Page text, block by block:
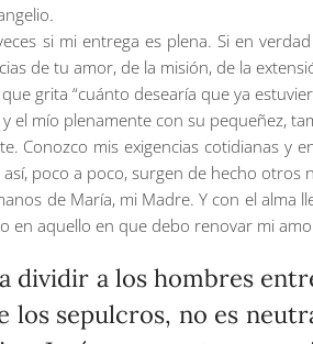
.
si mi entrega es plena. Si en
de tu amor, de la misión, de la
grita “cuánto desearía que ya
el mío plenamente con su pequeñez,
Conozco mis exigencias cotidianas
poco a poco, surgen de hecho otros
de María, mi Madre. Y con el
en aquello en que debo renovar mi
dividir a los hombres
los sepulcros, no es